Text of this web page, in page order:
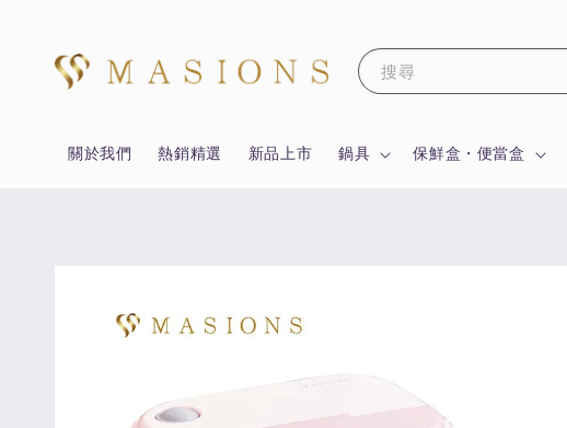
搜尋
關於我們 熱銷精選 新品上市 鍋具 保鮮盒・便當盒